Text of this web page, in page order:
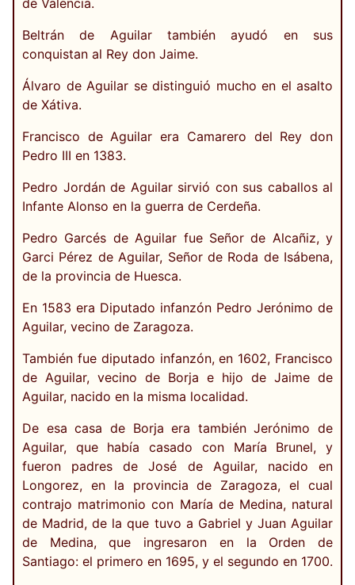
de Valencia.
Beltrán de Aguilar también ayudó en sus
conquistan al Rey don Jaime.
Álvaro de Aguilar se distinguió mucho en el asalto
de Xátiva.
Francisco de Aguilar era Camarero del Rey don
Pedro III en 1383.
Pedro Jordán de Aguilar sirvió con sus caballos al
Infante Alonso en la guerra de Cerdeña.
Pedro Garcés de Aguilar fue Señor de Alcañiz, y
Garci Pérez de Aguilar, Señor de Roda de Isábena,
de la provincia de Huesca.
En 1583 era Diputado infanzón Pedro Jerónimo de
Aguilar, vecino de Zaragoza.
También fue diputado infanzón, en 1602, Francisco
de Aguilar, vecino de Borja e hijo de Jaime de
Aguilar, nacido en la misma localidad.
De esa casa de Borja era también Jerónimo de
Aguilar, que había casado con María Brunel, y
fueron padres de José de Aguilar, nacido en
Longorez, en la provincia de Zaragoza, el cual
contrajo matrimonio con María de Medina, natural
de Madrid, de la que tuvo a Gabriel y Juan Aguilar
de Medina, que ingresaron en la Orden de
Santiago: el primero en 1695, y el segundo en 1700.